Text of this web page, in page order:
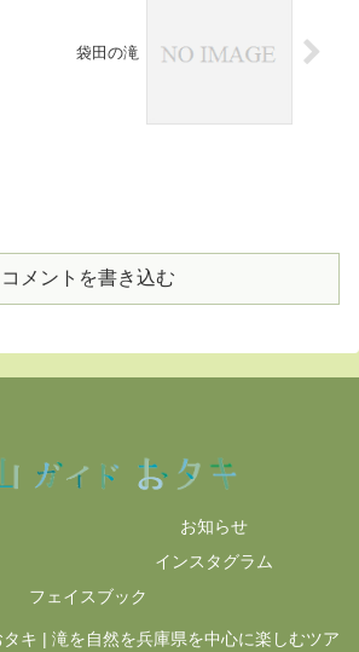
袋田の滝
コメントを書き込む
お知らせ
インスタグラム
フェイスブック
キ | 滝を自然を兵庫県を中心に楽しむツア